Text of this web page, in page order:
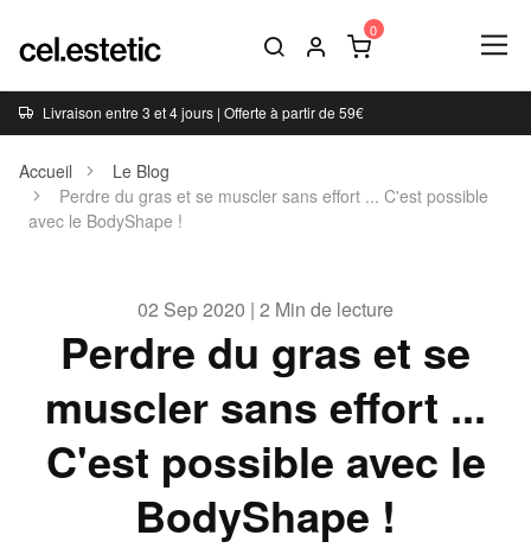
Livraison entre 3 et 4 jours | Offerte à partir de 59€
Accueil
Le Blog
Perdre du gras et se muscler sans effort ... C'est possible
avec le BodyShape !
02 Sep 2020 | 2 Min de lecture
Perdre du gras et se
muscler sans effort ...
C'est possible avec le
BodyShape !